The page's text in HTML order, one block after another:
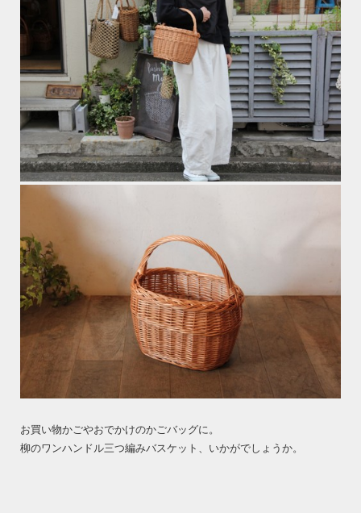
お買い物かごやおでかけのかごバッグに。
柳のワンハンドル三つ編みバスケット、いかがでしょうか。